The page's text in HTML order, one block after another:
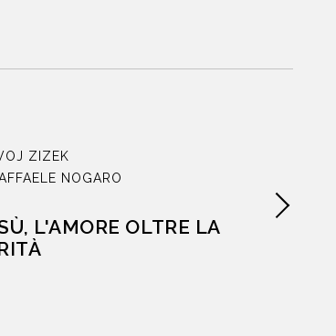
ZIZEK
NOGARO
L'AMORE OLTRE LA